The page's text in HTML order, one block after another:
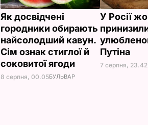
Як досвідчені
городники обирають
найсолодший кавун.
Сім ознак стиглої й
соковитої ягоди
8 серпня, 00.05БУЛЬВАР
У Росії
Путіна
7 серпня, 23.42